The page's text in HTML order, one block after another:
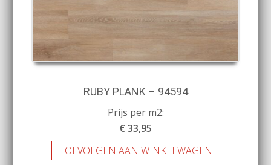
RUBY PLANK – 94594
Prijs per m2:
€ 33,95
TOEVOEGEN AAN WINKELWAGEN